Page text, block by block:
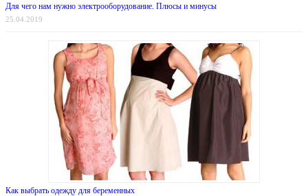
Для чего нам нужно электрооборудование. Плюсы и минусы
25.04.2019
Как выбрать одежду для беременных